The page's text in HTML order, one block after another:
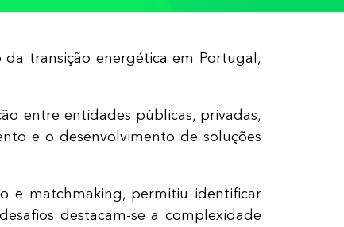
transição energética em Portugal,
entre entidades públicas, privadas,
e o desenvolvimento de soluções
e matchmaking, permitiu identificar
destacam-se a complexidade